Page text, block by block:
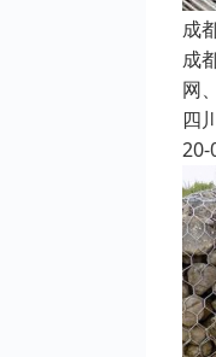
成
成
网
四
20-